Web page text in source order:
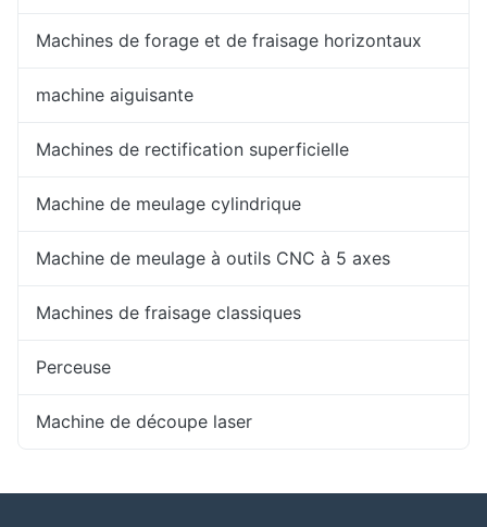
Machines de forage et de fraisage horizontaux
machine aiguisante
Machines de rectification superficielle
Machine de meulage cylindrique
Machine de meulage à outils CNC à 5 axes
Machines de fraisage classiques
Perceuse
Machine de découpe laser